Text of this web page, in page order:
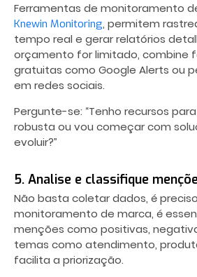
Ferramentas de monitoramento
Knewin Monitoring, permitem
tempo real e gerar relatórios
orçamento for limitado, combine
gratuitas como Google Alerts ou
em redes sociais.
Pergunte-se: “Tenho recursos
robusta ou vou começar com
evoluir?”
5. Analise e classifique
Não basta coletar dados, é
monitoramento de marca, é
menções como positivas,
temas como atendimento,
facilita a priorização.